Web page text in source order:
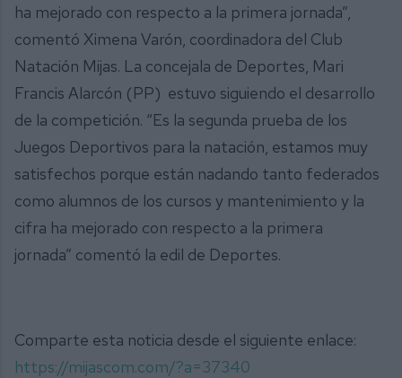
ha mejorado con respecto a la primera jornada”,
comentó Ximena Varón, coordinadora del Club
Natación Mijas. La concejala de Deportes, Mari
Francis Alarcón (PP) estuvo siguiendo el desarrollo
de la competición. “Es la segunda prueba de los
Juegos Deportivos para la natación, estamos muy
satisfechos porque están nadando tanto federados
como alumnos de los cursos y mantenimiento y la
cifra ha mejorado con respecto a la primera
jornada” comentó la edil de Deportes.
Comparte esta noticia desde el siguiente enlace:
https://mijascom.com/?a=37340